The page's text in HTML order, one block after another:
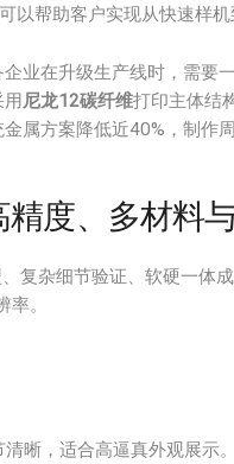
可以帮助客户实现从快速样
业在升级生产线时，需要
尼龙12碳纤维打印主体结
属方案降低近40%，制作
精度、多材料
复杂细节验证、软硬一体
。
晰，适合高逼真外观展示。